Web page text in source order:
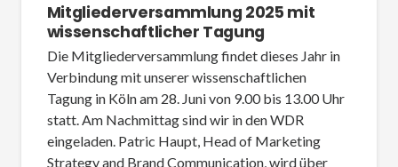
Mitgliederversammlung 2025 mit
wissenschaftlicher Tagung
Die Mitgliederversammlung findet dieses Jahr in
Verbindung mit unserer wissenschaftlichen
Tagung in Köln am 28. Juni von 9.00 bis 13.00 Uhr
statt. Am Nachmittag sind wir in den WDR
eingeladen. Patric Haupt, Head of Marketing
Strategy and Brand Communication, wird über